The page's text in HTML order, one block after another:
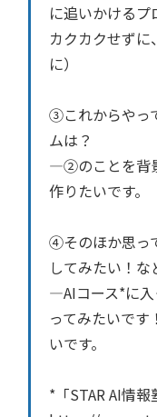
に追いかけるプ
カクカクせずに
に）
③これからやっ
ムは？
―②のことを背
作りたいです。
④そのほか思っ
してみたい！な
―AIコース*に入
ってみたいで
いです。
*「STAR AI情